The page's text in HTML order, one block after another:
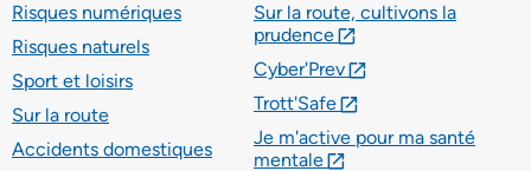
Risques numériques
Risques naturels
Sport et loisirs
Sur la route
Accidents domestiques
Sur la route, cultivons la
prudence lien externe
Cyber'Prev lien externe
Trott'Safe lien externe
Je m'active pour ma santé
mentale lien externe